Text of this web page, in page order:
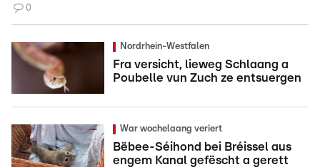
0
Nordrhein-Westfalen
Fra versicht, lieweg Schlaang a
Poubelle vun Zuch ze entsuergen
War wochelaang veriert
Bëbee-Séihond bei Bréissel aus
engem Kanal gefëscht a gerett